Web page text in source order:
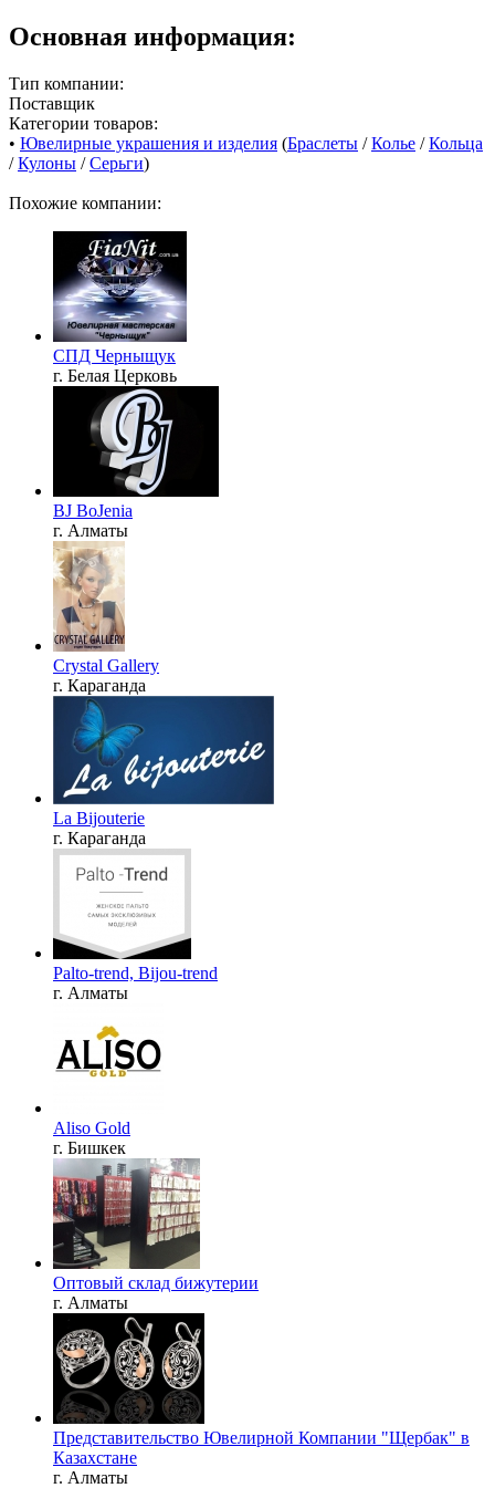
Основная информация:
Тип компании:
Поставщик
Категории товаров:
• Ювелирные украшения и изделия (Браслеты /Колье /Кольца
/Кулоны /Серьги)
Похожие компании:
СПД Черныщук
г. Белая Церковь
BJ BoJenia
г. Алматы
Crystal Gallery
г. Караганда
La Bijouterie
г. Караганда
Palto-trend, Bijou-trend
г. Алматы
Aliso Gold
г. Бишкек
Оптовый склад бижутерии
г. Алматы
Представительство Ювелирной Компании "Щербак" в
Казахстане
г. Алматы